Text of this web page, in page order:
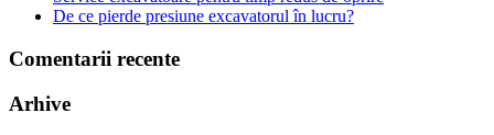
De ce pierde presiune excavatorul în lucru?
Comentarii recente
Arhive